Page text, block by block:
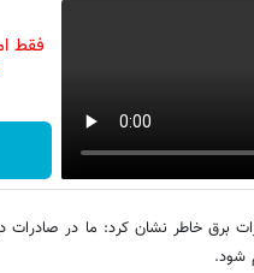
برق خاطر نشان کرد: ما در
شود.